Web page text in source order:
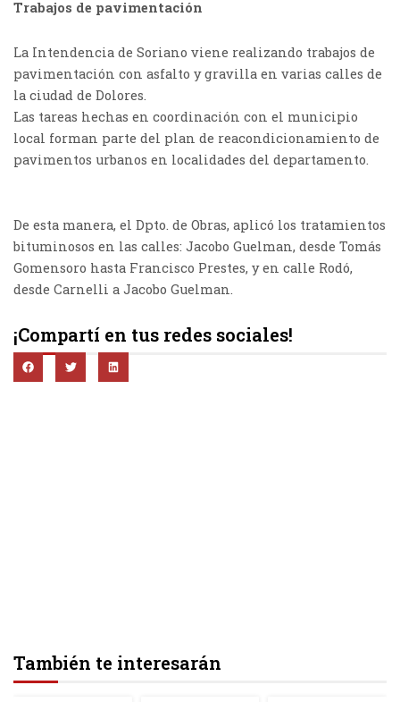
También te interesarán
Trabajos de pavimentación
La Intendencia de Soriano viene realizando trabajos de
pavimentación con asfalto y gravilla en varias calles de
la ciudad de Dolores.
Las tareas hechas en coordinación con el municipio
local forman parte del plan de reacondicionamiento de
pavimentos urbanos en localidades del departamento.
De esta manera, el Dpto. de Obras, aplicó los tratamientos
bituminosos en las calles: Jacobo Guelman, desde Tomás
Gomensoro hasta Francisco Prestes, y en calle Rodó,
desde Carnelli a Jacobo Guelman.
¡Compartí en tus redes sociales!